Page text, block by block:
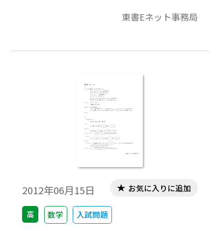
解答で構成されています。東書Eネット事務局
2012年06月15日
高 数学 入試問題
お気に入りに追加